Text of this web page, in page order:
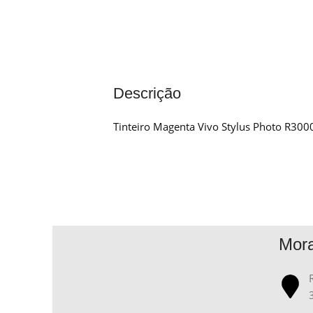
Descrição
Tinteiro Magenta Vivo Stylus Photo